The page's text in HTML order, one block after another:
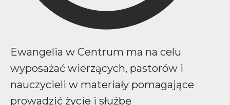
Ewangelia w Centrum ma na celu
wyposażać wierzących, pastorów i
nauczycieli w materiały pomagające
prowadzić życie i służbę